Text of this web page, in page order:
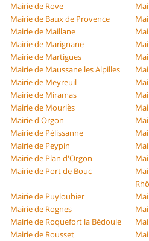
Mairie de Rove
Mairie de Baux de Provence
Mairie de Maillane
Mairie de Marignane
Mairie de Martigues
Mairie de Maussane les Alpilles
Mairie de Meyreuil
Mairie de Miramas
Mairie de Mouriès
Mairie d'Orgon
Mairie de Pélissanne
Mairie de Peypin
Mairie de Plan d'Orgon
Mairie de Port de Bouc
Mairie de Puyloubier
Mairie de Rognes
Mairie de Roquefort la Bédoule
Mairie de Rousset